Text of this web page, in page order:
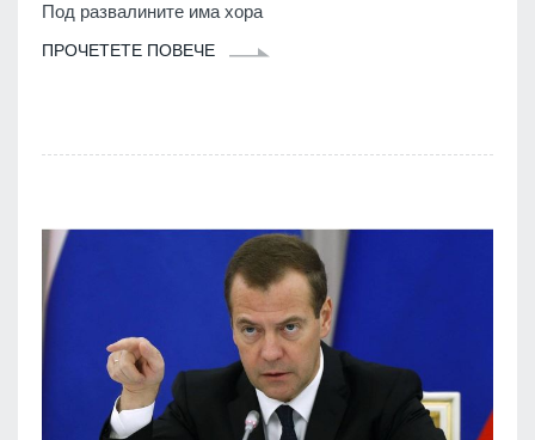
Под развалините има хора
ПРОЧЕТЕТЕ ПОВЕЧЕ